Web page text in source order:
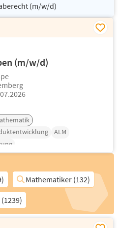
(m/w/d)
ALM
Mathematiker (132)